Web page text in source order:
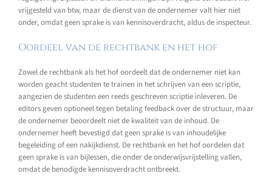
vrijgesteld van btw, maar de dienst van de ondernemer valt hier niet
onder, omdat geen sprake is van kennisoverdracht, aldus de inspecteur.
Oordeel van de rechtbank en het hof
Zowel de rechtbank als het hof oordeelt dat de ondernemer niet kan
worden geacht studenten te trainen in het schrijven van een scriptie,
aangezien de studenten een reeds geschreven scriptie inleveren. De
editors geven optioneel tegen betaling feedback over de structuur, maar
de ondernemer beoordeelt niet de kwaliteit van de inhoud. De
ondernemer heeft bevestigd dat geen sprake is van inhoudelijke
begeleiding of een nakijkdienst. De rechtbank en het hof oordelen dat
geen sprake is van bijlessen, die onder de onderwijsvrijstelling vallen,
omdat de benodigde kennisoverdracht ontbreekt.